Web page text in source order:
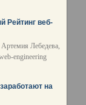
Рейтинг веб-
Лебедева,
engineering
на